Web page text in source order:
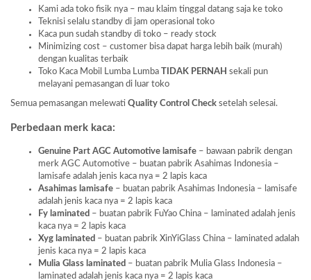
Kami ada toko fisik nya – mau klaim tinggal datang saja ke toko
Teknisi selalu standby di jam operasional toko
Kaca pun sudah standby di toko – ready stock
Minimizing cost – customer bisa dapat harga lebih baik (murah)
dengan kualitas terbaik
Toko Kaca Mobil Lumba Lumba TIDAK PERNAH sekali pun
melayani pemasangan di luar toko
Semua pemasangan melewati Quality Control Check setelah selesai.
Perbedaan merk kaca:
Genuine Part AGC Automotive lamisafe – bawaan pabrik dengan
merk AGC Automotive – buatan pabrik Asahimas Indonesia –
lamisafe adalah jenis kaca nya = 2 lapis kaca
Asahimas lamisafe – buatan pabrik Asahimas Indonesia – lamisafe
adalah jenis kaca nya = 2 lapis kaca
Fy laminated – buatan pabrik FuYao China – laminated adalah jenis
kaca nya = 2 lapis kaca
Xyg laminated – buatan pabrik XinYiGlass China – laminated adalah
jenis kaca nya = 2 lapis kaca
Mulia Glass laminated – buatan pabrik Mulia Glass Indonesia –
laminated adalah jenis kaca nya = 2 lapis kaca